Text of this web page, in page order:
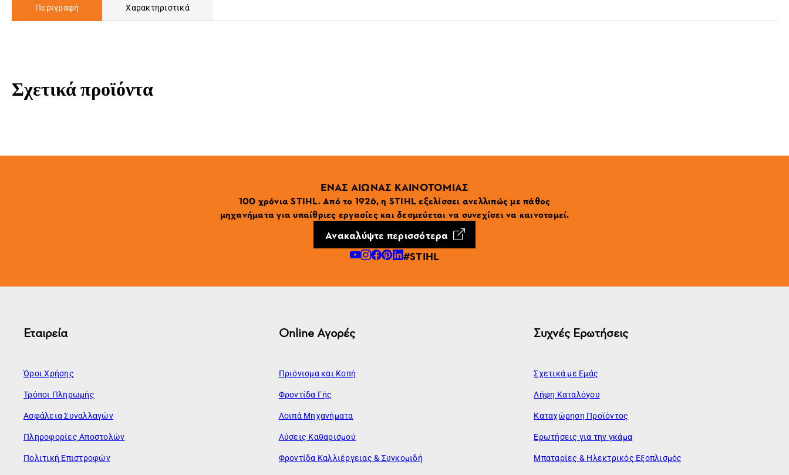
Περιγραφή Χαρακτηριστικά
Σχετικά προϊόντα
ΕΝΑΣ ΑΙΩΝΑΣ ΚΑΙΝΟΤΟΜΙΑΣ
100 χρόνια STIHL. Από το 1926, η STIHL εξελίσσει ανελλιπώς με πάθος
μηχανήματα για υπαίθριες εργασίες και δεσμεύεται να συνεχίσει να καινοτομεί.
Ανακαλύψτε περισσότερα
#STIHL
Εταιρεία
Όροι Χρήσης
Τρόποι Πληρωμής
Ασφάλεια Συναλλαγών
Πληροφορίες Αποστολών
Πολιτική Επιστροφών
Online Αγορές
Πριόνισμα και Κοπή
Φροντίδα Γής
Λοιπά Μηχανήματα
Λύσεις Καθαρισμού
Φροντίδα Καλλιέργειας & Συγκομιδή
Συχνές Ερωτήσεις
Σχετικά με Εμάς
Λήψη Καταλόγου
Καταχώρηση Προϊόντος
Ερωτήσεις για την γκάμα
Μπαταρίες & Ηλεκτρικός Εξοπλισμός